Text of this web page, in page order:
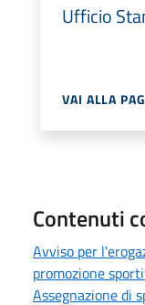
Ufficio
VAI ALLA
Contenuti
Avviso per
promozione
Assegnazione di